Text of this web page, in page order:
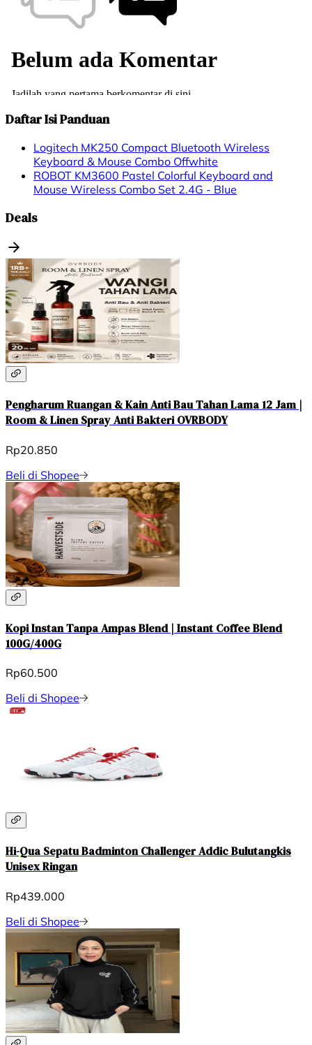
Daftar Isi Panduan
Logitech MK250 Compact Bluetooth Wireless
Keyboard & Mouse Combo Offwhite
ROBOT KM3600 Pastel Colorful Keyboard and
Mouse Wireless Combo Set 2.4G - Blue
Deals
Pengharum Ruangan & Kain Anti Bau Tahan Lama 12 Jam |
Room & Linen Spray Anti Bakteri OVRBODY
Rp20.850
Beli di Shopee
Kopi Instan Tanpa Ampas Blend | Instant Coffee Blend
100G/400G
Rp60.500
Beli di Shopee
Hi-Qua Sepatu Badminton Challenger Addic Bulutangkis
Unisex Ringan
Rp439.000
Beli di Shopee